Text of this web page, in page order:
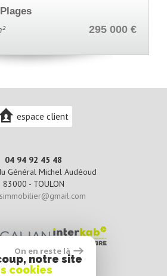
000 € Appartement 43.8 m²
espace client
04 94 92 45 48
Général Michel Audéoud
83000 - TOULON
On en reste là
notre site
cookies